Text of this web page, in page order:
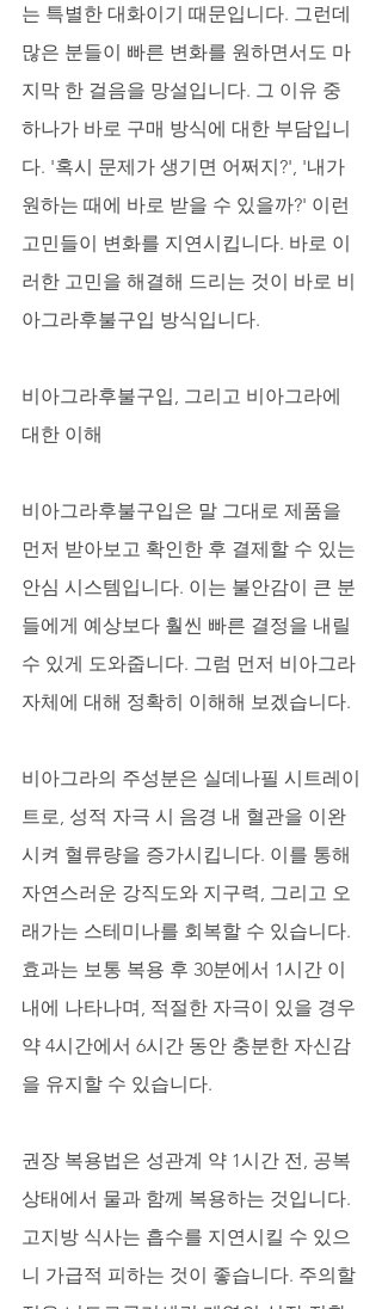
는 특별한 대화이기 때문입니다. 그런데
많은 분들이 빠른 변화를 원하면서도 마
지막 한 걸음을 망설입니다. 그 이유 중
하나가 바로 구매 방식에 대한 부담입니
다. '혹시 문제가 생기면 어쩌지?', '내가
원하는 때에 바로 받을 수 있을까?' 이런
고민들이 변화를 지연시킵니다. 바로 이
러한 고민을 해결해 드리는 것이 바로 비
아그라후불구입 방식입니다.
비아그라후불구입, 그리고 비아그라에
대한 이해
비아그라후불구입은 말 그대로 제품을
먼저 받아보고 확인한 후 결제할 수 있는
안심 시스템입니다. 이는 불안감이 큰 분
들에게 예상보다 훨씬 빠른 결정을 내릴
수 있게 도와줍니다. 그럼 먼저 비아그라
자체에 대해 정확히 이해해 보겠습니다.
비아그라의 주성분은 실데나필 시트레이
트로, 성적 자극 시 음경 내 혈관을 이완
시켜 혈류량을 증가시킵니다. 이를 통해
자연스러운 강직도와 지구력, 그리고 오
래가는 스테미나를 회복할 수 있습니다.
효과는 보통 복용 후 30분에서 1시간 이
내에 나타나며, 적절한 자극이 있을 경우
약 4시간에서 6시간 동안 충분한 자신감
을 유지할 수 있습니다.
권장 복용법은 성관계 약 1시간 전, 공복
상태에서 물과 함께 복용하는 것입니다.
고지방 식사는 흡수를 지연시킬 수 있으
니 가급적 피하는 것이 좋습니다. 주의할